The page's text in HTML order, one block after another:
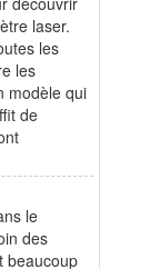
laser.
les
les
modèle qui
de
le
des
beaucoup